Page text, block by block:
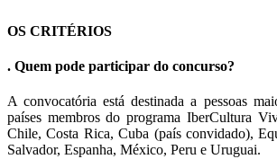
OS CRITÉRIOS
. Quem pode participar do concurso?
A convocatória está destinada a pessoas
países membros do programa IberCultura
Chile, Costa Rica, Cuba (país convidado),
Salvador, Espanha, México, Peru e Uruguai.